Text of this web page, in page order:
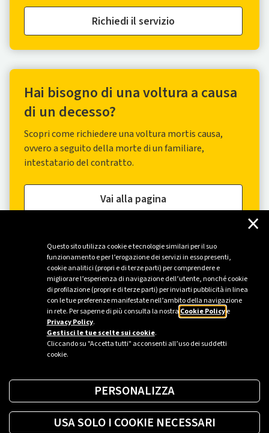
Questo sito utilizza cookie e tecnologie similari per il suo
funzionamento e per l’erogazione dei servizi in esso presenti,
cookie analitici (propri e di terze parti) per comprendere e
migliorare l’esperienza di navigazione dell’utente, nonché cookie
di profilazione (propri e di terze parti) per inviarti pubblicità in linea
con le tue preferenze manifestate nell’ambito della navigazione
in rete. Per saperne di più consulta la nostra Cookie Policye
Privacy Policy.
Gestisci le tue scelte sui cookie.
Cliccando su "Accetta tutti" acconsenti all’uso dei suddetti
cookie.
×
PERSONALIZZA
USA SOLO I COOKIE NECESSARI
Richiedi il servizio
Hai bisogno di una voltura a causa
di un decesso?
Scopri come richiedere una voltura mortis causa,
ovvero a seguito della morte di un familiare,
intestatario del contratto.
Vai alla pagina